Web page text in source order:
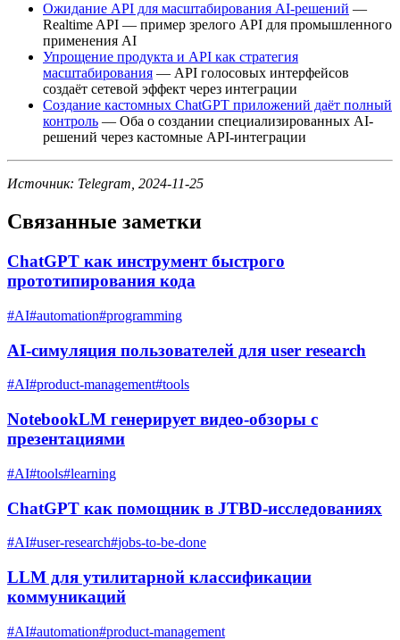
Ожидание API для масштабирования AI-решений —
Realtime API — пример зрелого API для промышленного
применения AI
Упрощение продукта и API как стратегия
масштабирования — API голосовых интерфейсов
создаёт сетевой эффект через интеграции
Создание кастомных ChatGPT приложений даёт полный
контроль — Оба о создании специализированных AI-
решений через кастомные API-интеграции
Источник: Telegram, 2024-11-25
Связанные заметки
ChatGPT как инструмент быстрого
прототипирования кода
#AI#automation#programming
AI-симуляция пользователей для user research
#AI#product-management#tools
NotebookLM генерирует видео-обзоры с
презентациями
#AI#tools#learning
ChatGPT как помощник в JTBD-исследованиях
#AI#user-research#jobs-to-be-done
LLM для утилитарной классификации
коммуникаций
#AI#automation#product-management